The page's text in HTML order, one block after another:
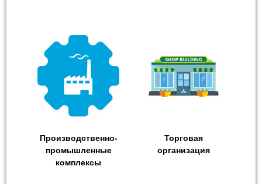
Производственно-
промышленные
комплексы
Торговая
организация